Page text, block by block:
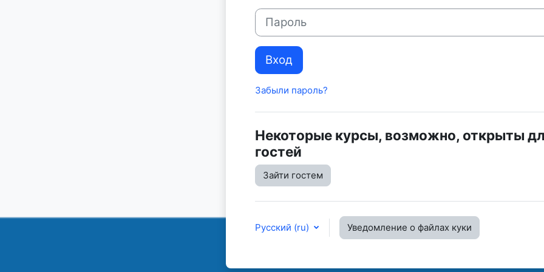
Пароль
Вход
Забыли пароль?
Некоторые курсы, возможно, открыты
гостей
Зайти гостем
Русский ‎(ru)‎ Уведомление о файлах куки